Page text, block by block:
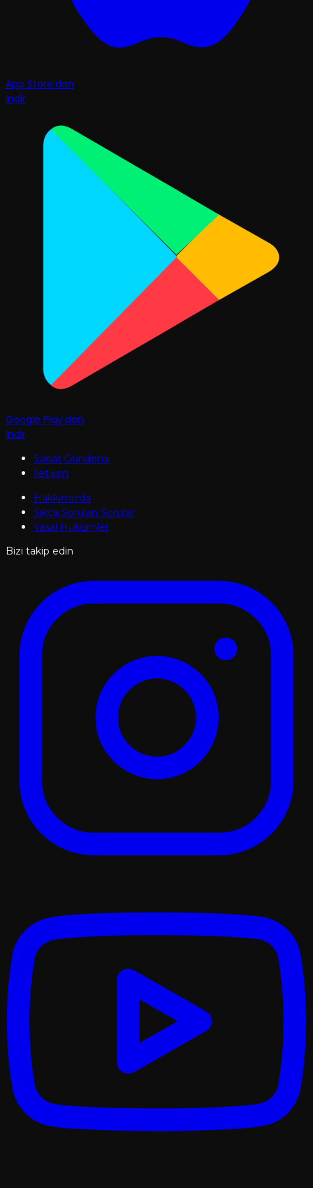
App Store'dan
İndir
Google Play'den
İndir
Sanat Gündemi
İletişim
Hakkımızda
Sıkça Sorulan Sorular
Yasal Hükümler
Bizi takip edin